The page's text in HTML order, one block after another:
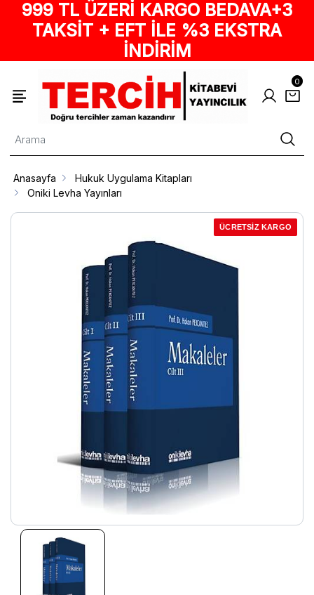
999 TL ÜZERİ KARGO BEDAVA+3
TAKSİT + EFT İLE %3 EKSTRA
İNDİRİM
0
Anasayfa
Hukuk Uygulama Kitapları
Oniki Levha Yayınları
ÜCRETSİZ KARGO